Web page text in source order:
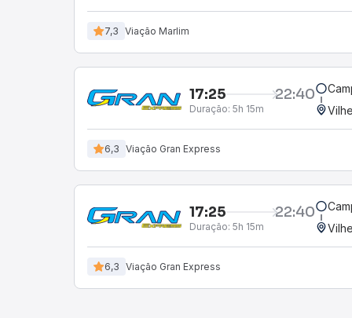
7,3 Viação Marlim
17:25 22:40
Duração: 5h 15m
6,3 Viação Gran Express
17:25 22:40
Duração: 5h 15m
6,3 Viação Gran Express